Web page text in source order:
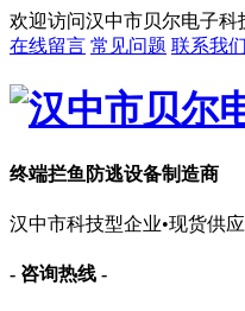
欢迎访问汉中市贝尔电子科
在线留言 常见问题 联系我们
终端拦鱼防逃设备制造商
汉中市科技型企业•现货供
- 咨询热线 -